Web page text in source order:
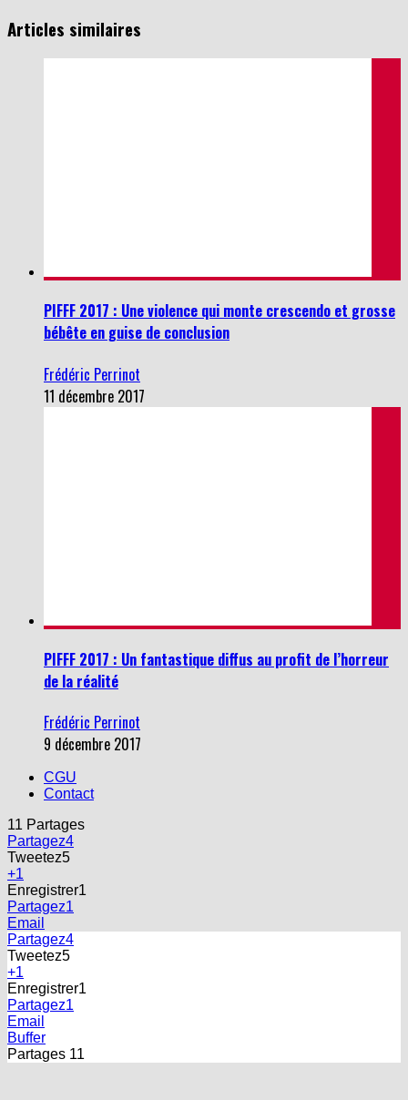
Articles similaires
PIFFF 2017 : Une violence qui monte crescendo et grosse
bébête en guise de conclusion
Frédéric Perrinot
11 décembre 2017
PIFFF 2017 : Un fantastique diffus au profit de l’horreur
de la réalité
Frédéric Perrinot
9 décembre 2017
CGU
Contact
11 Partages
Partagez4
Tweetez5
+1
Enregistrer1
Partagez1
Email
Partagez4
Tweetez5
+1
Enregistrer1
Partagez1
Email
Buffer
Partages 11